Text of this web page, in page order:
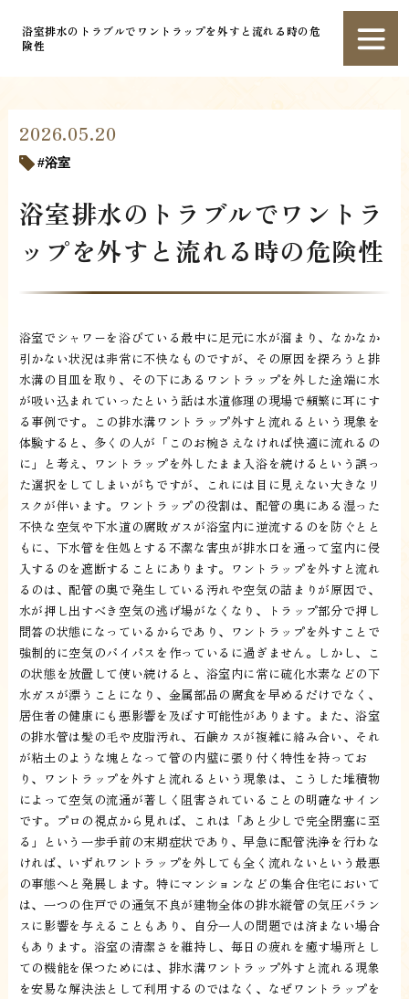
浴室排水のトラブルでワントラップを外すと流れる時の危
険性
2026.05.20
浴室
浴室排水のトラブルでワントラ
ップを外すと流れる時の危険性
浴室でシャワーを浴びている最中に足元に水が溜まり、なかなか
引かない状況は非常に不快なものですが、その原因を探ろうと排
水溝の目皿を取り、その下にあるワントラップを外した途端に水
が吸い込まれていったという話は水道修理の現場で頻繁に耳にす
る事例です。この排水溝ワントラップ外すと流れるという現象を
体験すると、多くの人が「このお椀さえなければ快適に流れるの
に」と考え、ワントラップを外したまま入浴を続けるという誤っ
た選択をしてしまいがちですが、これには目に見えない大きなリ
スクが伴います。ワントラップの役割は、配管の奥にある湿った
不快な空気や下水道の腐敗ガスが浴室内に逆流するのを防ぐとと
もに、下水管を住処とする不潔な害虫が排水口を通って室内に侵
入するのを遮断することにあります。ワントラップを外すと流れ
るのは、配管の奥で発生している汚れや空気の詰まりが原因で、
水が押し出すべき空気の逃げ場がなくなり、トラップ部分で押し
問答の状態になっているからであり、ワントラップを外すことで
強制的に空気のバイパスを作っているに過ぎません。しかし、こ
の状態を放置して使い続けると、浴室内に常に硫化水素などの下
水ガスが漂うことになり、金属部品の腐食を早めるだけでなく、
居住者の健康にも悪影響を及ぼす可能性があります。また、浴室
の排水管は髪の毛や皮脂汚れ、石鹸カスが複雑に絡み合い、それ
が粘土のような塊となって管の内壁に張り付く特性を持ってお
り、ワントラップを外すと流れるという現象は、こうした堆積物
によって空気の流通が著しく阻害されていることの明確なサイン
です。プロの視点から見れば、これは「あと少しで完全閉塞に至
る」という一歩手前の末期症状であり、早急に配管洗浄を行わな
ければ、いずれワントラップを外しても全く流れないという最悪
の事態へと発展します。特にマンションなどの集合住宅において
は、一つの住戸での通気不良が建物全体の排水縦管の気圧バラン
スに影響を与えることもあり、自分一人の問題では済まない場合
もあります。浴室の清潔さを維持し、毎日の疲れを癒す場所とし
ての機能を保つためには、排水溝ワントラップ外すと流れる現象
を安易な解決法として利用するのではなく、なぜワントラップを